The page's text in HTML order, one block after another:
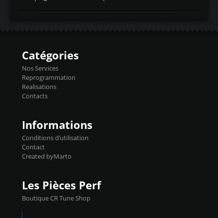
d'admissiontemp ex. pour atmo -30- 80°C
temperaturetemperature ldr moteurtemp
Injecteurs + Flashpro 1370€ TTC Le
précise et performante. Vous pourrez
basculer de la carto sans plomb à Ethanol à
l'aide du flashpro OPTION ECONOMIQUES
Reprog SP 98 sur le calculateur d'origine
450€ TTC Un gain d'environ 10cv et 15nm
Catégories
Nos Services
Reprogrammation
Realisations
Contacts
Informations
Conditions d’utilisation
Contact
Created byMarto
Les Pièces Perf
Boutique CR Tune Shop